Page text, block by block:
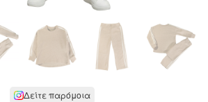
Δείτε παρόμοια